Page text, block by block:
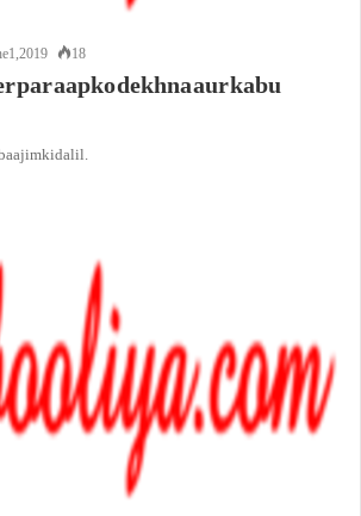
1, 2019 18
par aapko dekhna aur kabu
ajim ki dalil.